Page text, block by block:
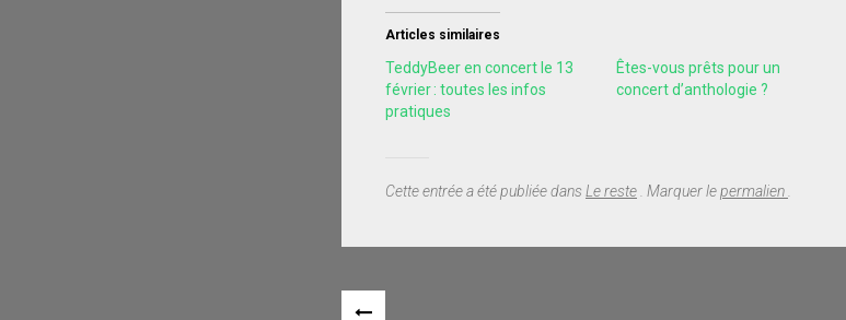
Articles similaires
TeddyBeer en concert le 13
février : toutes les infos
pratiques
Êtes-vous prêts pour un
concert d’anthologie ?
Cette entrée a été publiée dans Le reste. Marquer lepermalien.